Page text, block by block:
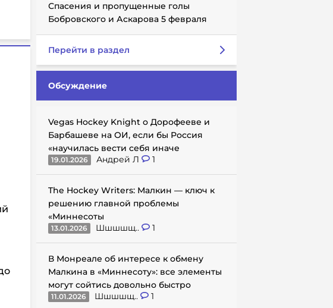
Спасения и пропущенные голы
Бобровского и Аскарова 5 февраля
Перейти в раздел
Обсуждение
Vegas Hockey Knight о Дорофееве и
Барбашеве на ОИ, если бы Россия
«научилась вести себя иначе
19.01.2026 Андрей Л 1
The Hockey Writers: Малкин — ключ к
решению главной проблемы
«Миннесоты
13.01.2026 Шшшшщ.. 1
В Монреале об интересе к обмену
Малкина в «Миннесоту»: все элементы
могут сойтись довольно быстро
11.01.2026 Шшшшщ.. 1